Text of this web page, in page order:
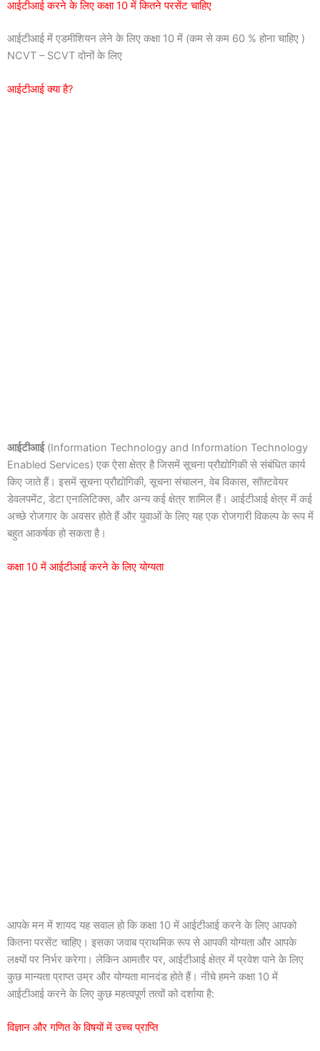
आईटीआई करने के लिए कक्षा 10 में कितने परसेंट चाहिए
आईटीआई में एडमीशियन लेने के लिए कक्षा 10 में (कम से कम 60 % होना चाहिए )
NCVT – SCVT दोनों के लिए
आईटीआई क्या है?
आईटीआई(Information Technology and Information Technology
Enabled Services) एक ऐसा क्षेत्र है जिसमें सूचना प्रौद्योगिकी से संबंधित कार्य
किए जाते हैं। इसमें सूचना प्रौद्योगिकी, सूचना संचालन, वेब विकास, सॉफ़्टवेयर
डेवलपमेंट, डेटा एनालिटिक्स, और अन्य कई क्षेत्र शामिल हैं। आईटीआई क्षेत्र में कई
अच्छे रोजगार के अवसर होते हैं और युवाओं के लिए यह एक रोजगारी विकल्प के रूप में
बहुत आकर्षक हो सकता है।
कक्षा 10 में आईटीआई करने के लिए योग्यता
आपके मन में शायद यह सवाल हो कि कक्षा 10 में आईटीआई करने के लिए आपको
कितना परसेंट चाहिए। इसका जवाब प्राथमिक रूप से आपकी योग्यता और आपके
लक्ष्यों पर निर्भर करेगा। लेकिन आमतौर पर, आईटीआई क्षेत्र में प्रवेश पाने के लिए
कुछ मान्यता प्राप्त उम्र और योग्यता मानदंड होते हैं। नीचे हमने कक्षा 10 में
आईटीआई करने के लिए कुछ महत्वपूर्ण तत्वों को दर्शाया है:
विज्ञान और गणित के विषयों में उच्च प्राप्ति